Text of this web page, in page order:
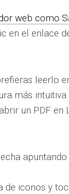
web como
en el enlace
leerlo
más intuitiva
un PDF en
apuntando
de iconos y